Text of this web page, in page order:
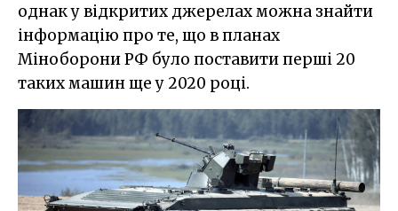
однак у відкритих джерелах можна знайти
інформацію про те, що в планах
Міноборони РФ було поставити перші 20
таких машин ще у 2020 році.